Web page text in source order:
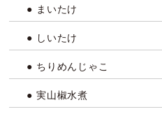
● まいたけ
● しいたけ
● ちりめんじゃこ
● 実山椒水煮